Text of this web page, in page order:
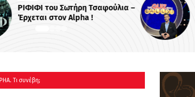
ΡΙΦΙΦΙ του Σωτήρη Τσαφούλια –
Έρχεται στον Alpha !
Τι συνέβη;